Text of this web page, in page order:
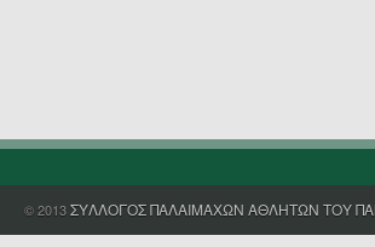
© 2013ΣΥΛΛΟΓΟΣ ΠΑΛΑΙΜΑΧΩΝ ΑΘΛΗΤΩΝ ΤΟΥ